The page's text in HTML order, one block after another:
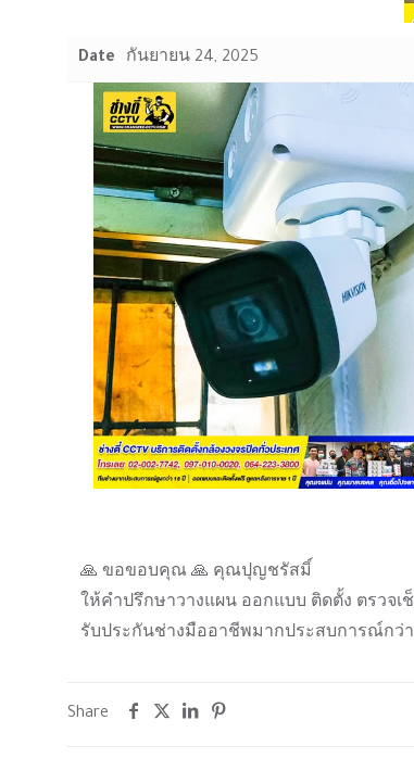
Date กันยายน 24, 2025
🙏 ขอขอบคุณ 🙏 คุณปุญชรัสมิ์
ให้คำปรึกษาวางแผน ออกแบบ ติดตั้ง ตรวจเ
รับประกันช่างมืออาชีพมากประสบการณ์กว่า
Share